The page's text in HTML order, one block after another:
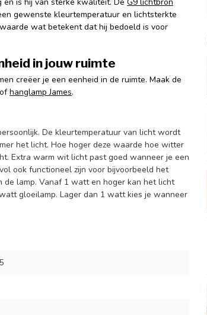
gewenste kleurtemperatuur en lichtsterkte
wat betekent dat hij bedoeld is voor
in jouw ruimte
creëer je een eenheid in de ruimte. Maak de
ofhanglamp James.
De kleurtemperatuur van licht wordt
het licht. Hoe hoger deze waarde hoe witter
Extra warm wit licht past goed wanneer je een
ook functioneel zijn voor bijvoorbeeld het
lamp. Vanaf 1 watt en hoger kan het licht
gloeilamp. Lager dan 1 watt kies je wanneer